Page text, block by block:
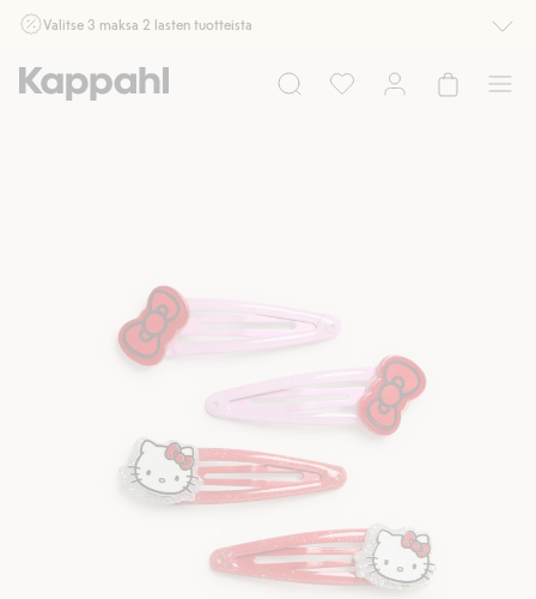
Valitse 3 maksa 2 lasten tuotteista
myymälässä ja verkossa. Ei voi yhdistää muihin alennuksiin tai tarjouksiin.